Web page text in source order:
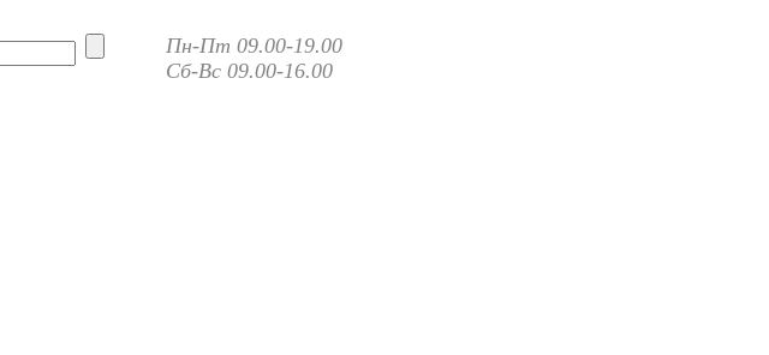
Пн-Пт 09.00-19.00
Сб-Вс 09.00-16.00